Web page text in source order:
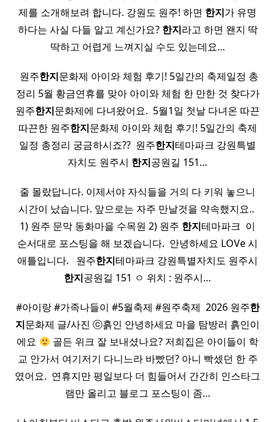
제를 소개해보려 합니다. 강원도 원주! 하면 한지가 유명
하다는 사실 다들 알고 계신가요? 한지라고 하면 왠지 딱
딱하고 어렵게 느껴지실 수도 있는데요…
​ 원주한지문화제 아이와 체험 후기! 5일간의 축제일정 총
정리 5월 황금연휴를 맞아 아이와 체험 한 만한 것 찾다가
원주한지문화제에 다녀왔어요. ​ 5월1일 첫날 다녀온 따끈
따끈한 원주한지문화제 아이와 체험 후기! 5일간의 축제
일정 총정리 궁금하시죠?? ​ 원주한지테마파크 강원특별
자치도 원주시 한지공원길 151…
줄 몰랐답니다. 이제서야 자식들을 거의 다 키워 놓으니
시간이 났습니다. 앞으로는 자주 만날것을 약속했지요.. ​
1) 원주 문막 동화마을 수목원 2) 원주 한지테마파크 ​ 이
순서대로 포스팅을 해 보겠습니다. ​ 안녕하세요 LOVe 시
애틀입니다. ​ ​ 원주한지테마파크 강원특별자치도 원주시
한지공원길 151 ㅇ 위치 : 원주시…
#아이랑 #가족나들이 #5월축제 #원주축제 ​ 2026 원주한
지문화제 글/사진 ⓒ흙인 안녕하세요 마을 탐방러 흙인이
에요
골든 위크 잘 보내셨나요? 저희집은 아이들이 학
교 안가서 여기저기 다니느라 바빴던? 아니 빡셌던 한 주
였어요. ​ 연휴지만 평일보다 더 힘들어서 간간히 인스타그
램만 올리고 블로그 포스팅이 좀…